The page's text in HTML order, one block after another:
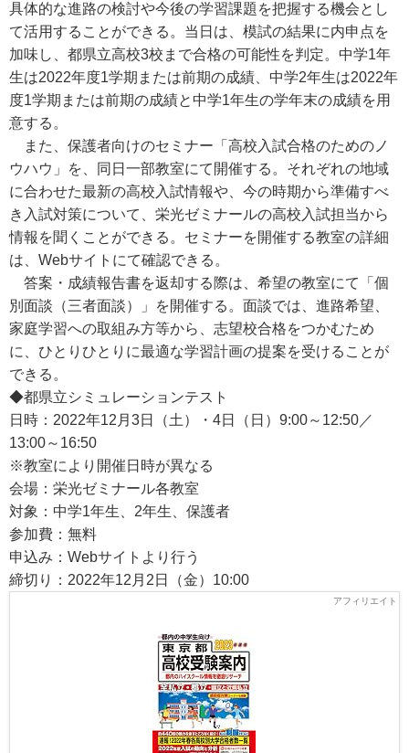
具体的な進路の検討や今後の学習課題を把握する機会とし
て活用することができる。当日は、模試の結果に内申点を
加味し、都県立高校3校まで合格の可能性を判定。中学1年
生は2022年度1学期または前期の成績、中学2年生は2022年
度1学期または前期の成績と中学1年生の学年末の成績を用
意する。
また、保護者向けのセミナー「高校入試合格のためのノ
ウハウ」を、同日一部教室にて開催する。それぞれの地域
に合わせた最新の高校入試情報や、今の時期から準備すべ
き入試対策について、栄光ゼミナールの高校入試担当から
情報を聞くことができる。セミナーを開催する教室の詳細
は、Webサイトにて確認できる。
答案・成績報告書を返却する際は、希望の教室にて「個
別面談（三者面談）」を開催する。面談では、進路希望、
家庭学習への取組み方等から、志望校合格をつかむため
に、ひとりひとりに最適な学習計画の提案を受けることが
できる。
◆都県立シミュレーションテスト
日時：2022年12月3日（土）・4日（日）9:00～12:50／
13:00～16:50
※教室により開催日時が異なる
会場：栄光ゼミナール各教室
対象：中学1年生、2年生、保護者
参加費：無料
申込み：Webサイトより行う
締切り：2022年12月2日（金）10:00